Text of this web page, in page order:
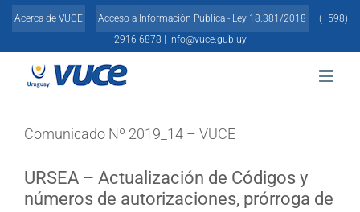
Skip
Acerca de VUCE Acceso a Información Pública - Ley 18.381/2018
(+598)
2916 6878 |
info@vuce.gub.uy
Comunicado Nº 2019_14 – VUCE
URSEA – Actualización de Códigos y
números de autorizaciones, prórroga de